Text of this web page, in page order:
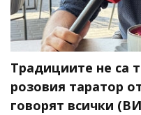
Традициите не са
розовия таратор
говорят всички